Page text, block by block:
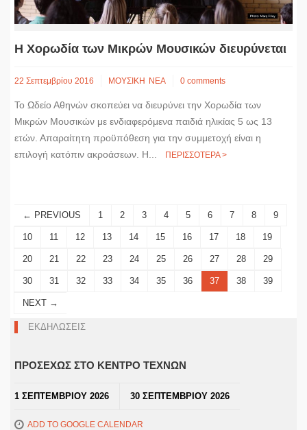
H Χορωδία των Μικρών Μουσικών διευρύνεται
22 Σεπτεμβρίου 2016 ΜΟΥΣΙΚΗ ΝΕΑ 0 comments
Το Ωδείο Αθηνών σκοπεύει να διευρύνει την Χορωδία των
Μικρών Μουσικών με ενδιαφερόμενα παιδιά ηλικίας 5 ως 13
ετών. Απαραίτητη προϋπόθεση για την συμμετοχή είναι η
επιλογή κατόπιν ακροάσεων. Η...
ΠΕΡΙΣΣΟΤΕΡΑ >
← PREVIOUS 1 2 3 4 5 6 7 8 9
10 11 12 13 14 15 16 17 18 19
20 21 22 23 24 25 26 27 28 29
30 31 32 33 34 35 36 37 38 39
NEXT →
ΕΚΔΗΛΩΣΕΙΣ
ΠΡΟΣΕΧΩΣ ΣΤΟ ΚΕΝΤΡΟ ΤΕΧΝΩΝ
1 ΣΕΠΤΕΜΒΡΙΟΥ 2026 30 ΣΕΠΤΕΜΒΡΙΟΥ 2026
ADD TO GOOGLE CALENDAR